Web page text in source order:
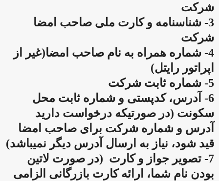
شرکت
3- شناسنامه و کارت ملی‌ صاحب امضا
شرکت
4- شماره همراه به نام صاحب امضا(غیر از
اپراتور رایتل)
5- شماره ثابت شرکت
6- آدرس، کدپستی و شماره ثابت محل
سکونت (در صورتیکه درخواست دارید
آدرس و شماره شرکت برای صاحب امضا
قید شود، نیاز به ارسال آدرس دیگر نمیباشد)
7- تصویر جواز و کارت (در صورت لاتین
بودن نام شما، ارائه کارت بازرگانی الزامی